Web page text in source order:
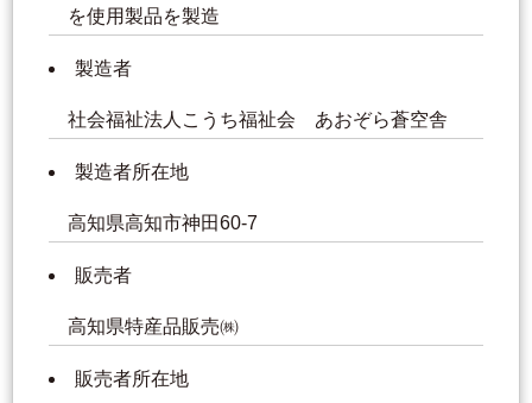
を使用製品を製造
製造者
社会福祉法人こうち福祉会 あおぞら蒼空舎
製造者所在地
高知県高知市神田60-7
販売者
高知県特産品販売㈱
販売者所在地